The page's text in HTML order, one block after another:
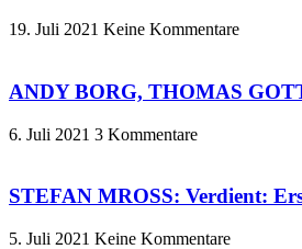
19. Juli 2021 Keine Kommentare
ANDY BORG, THOMAS
6. Juli 2021 3 Kommentare
STEFAN MROSS: Verdient:
5. Juli 2021 Keine Kommentare